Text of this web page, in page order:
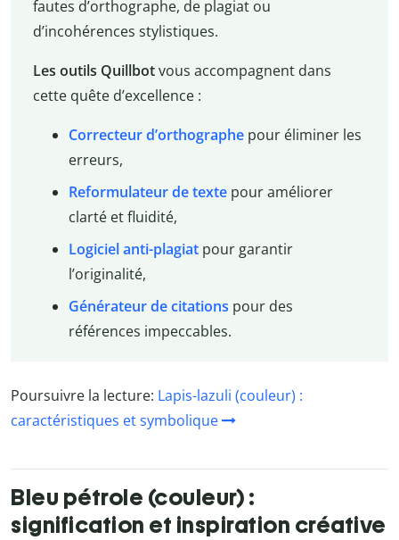
fautes d’orthographe, de plagiat ou
d’incohérences stylistiques.
Les outils Quillbotvous accompagnent dans
cette quête d’excellence :
Correcteur d’orthographepour éliminer les
erreurs,
Reformulateur de textepour améliorer
clarté et fluidité,
Logiciel anti-plagiatpour garantir
l’originalité,
Générateur de citations pour des
références impeccables.
Poursuivre la lecture: Lapis-lazuli (couleur) :
caractéristiques et symbolique
Bleu pétrole (couleur) :
signification et inspiration créative